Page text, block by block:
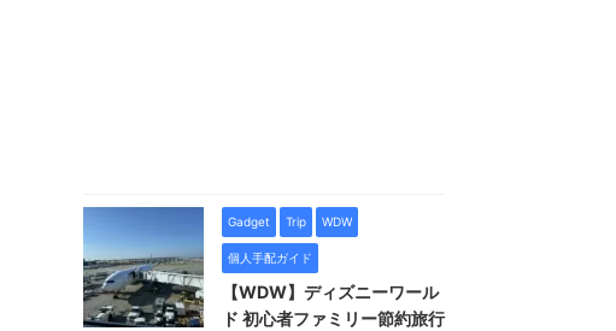
Gadget Trip WDW
個人手配ガイド
【WDW】ディズニーワール
ド 初心者ファミリー節約旅行